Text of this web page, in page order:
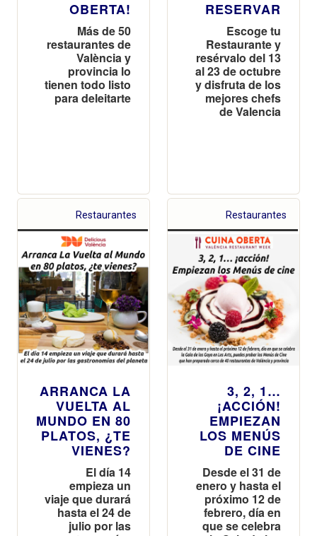
OBERTA!
Más de 50
restaurantes de
València y
provincia lo
tienen todo listo
para deleitarte
RESERVAR
Escoge tu
Restaurante y
resérvalo del 13
al 23 de octubre
y disfruta de los
mejores chefs
de Valencia
Restaurantes
ARRANCA LA
VUELTA AL
MUNDO EN 80
PLATOS, ¿TE
VIENES?
El día 14
empieza un
viaje que durará
hasta el 24 de
julio por las
Restaurantes
3, 2, 1…
¡ACCIÓN!
EMPIEZAN
LOS MENÚS
DE CINE
Desde el 31 de
enero y hasta el
próximo 12 de
febrero, día en
que se celebra